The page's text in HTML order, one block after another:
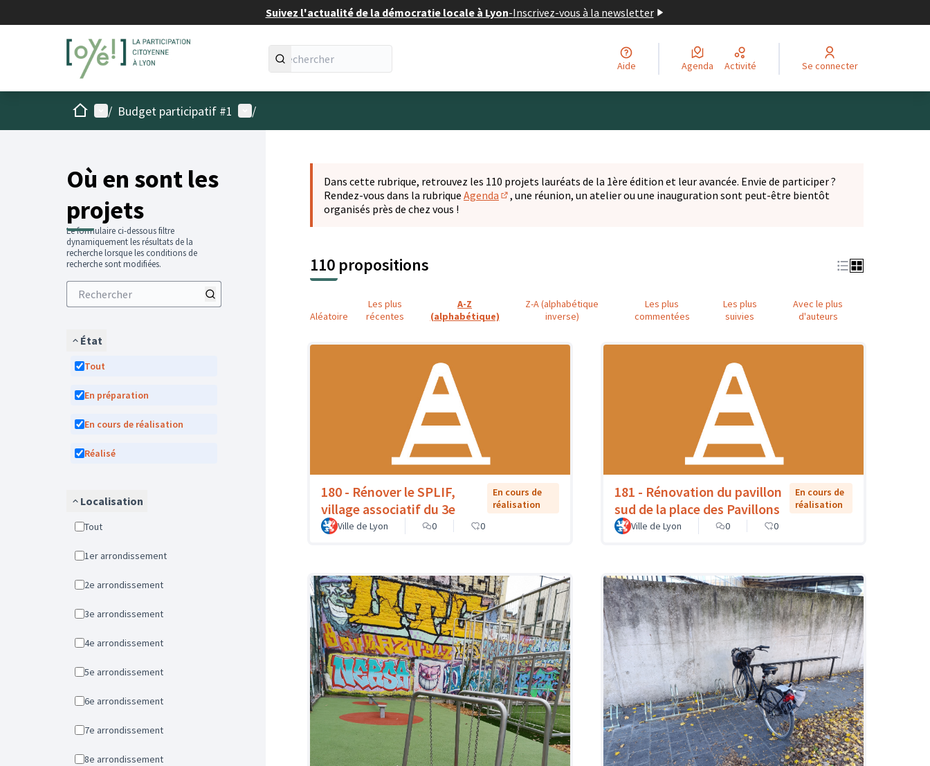
Suivez l'actualité de la démocratie locale à Lyon-Inscrivez-vous à la newsletter
Aide Agenda Activité Se connecter
AccueilMenu principal
/ Budget participatif #1 Menu utilisateur
/
Où en sont les
projets
Le formulaire ci-dessous filtre
dynamiquement les résultats de la
recherche lorsque les conditions de
recherche sont modifiées.
État
Tout
En préparation
En cours de réalisation
Réalisé
Localisation
Tout
1er arrondissement
2e arrondissement
3e arrondissement
4e arrondissement
5e arrondissement
6e arrondissement
7e arrondissement
8e arrondissement
Dans cette rubrique, retrouvez les 110 projets lauréats de la 1ère édition et leur avancée. Envie de participer ?
Rendez-vous dans la rubrique Agenda
(S'ouvre dans un nouvel onglet)
, une réunion, un atelier ou une inauguration sont peut-être bientôt
organisés près de chez vous !
110 propositions
Aléatoire
Les plus
récentes
A-Z
(alphabétique)
Z-A (alphabétique
inverse)
Les plus
commentées
Les plus
suivies
Avec le plus
d'auteurs
180 - Rénover le SPLIF,
village associatif du 3e
En cours de
réalisation
Ville de Lyon
0 0
181 - Rénovation du pavillon
sud de la place des Pavillons
En cours de
réalisation
Ville de Lyon
0 0